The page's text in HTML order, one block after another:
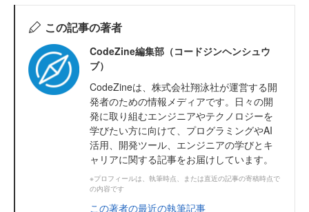
この記事の著者
CodeZine編集部（コードジンヘンシュウ
ブ）
CodeZineは、株式会社翔泳社が運営する開
発者のための情報メディアです。日々の開
発に取り組むエンジニアやテクノロジーを
学びたい方に向けて、プログラミングやAI
活用、開発ツール、エンジニアの学びとキ
ャリアに関する記事をお届けしています。
※プロフィールは、執筆時点、または直近の記事の寄稿時点で
の内容です
この著者の最近の執筆記事